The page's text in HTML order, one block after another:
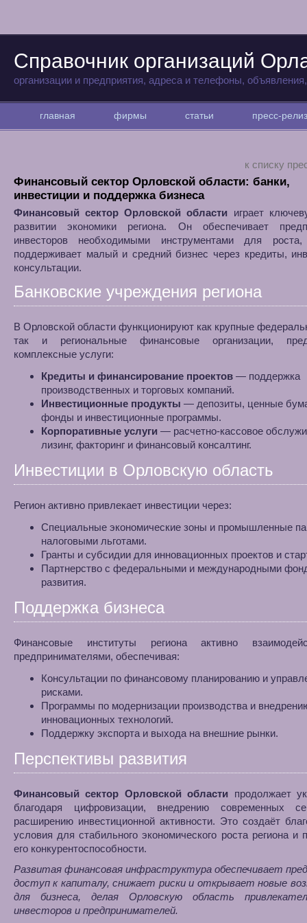
Справочник организаций
организации и предприятия, адреса и телефоны,
главная фирмы статьи пресс-
к списку
Финансовый сектор Орловской области: банки,
инвестиции и поддержка бизнеса
Финансовый сектор Орловской области играет
развитии экономики региона. Он обеспечивает
инвесторов необходимыми инструментами для
поддерживает малый и средний бизнес через кредиты,
консультации.
Банковские учреждения региона
В Орловской области функционируют как крупные
так и региональные финансовые организации,
комплексные услуги:
Кредиты и финансирование проектов — поддержка
производственных и торговых компаний.
Инвестиционные продукты — депозиты, ценные
фонды и инвестиционные программы.
Корпоративные услуги — расчетно-кассовое
лизинг, факторинг и финансовый консалтинг.
Инвестиции в Орловскую область
Регион активно привлекает инвестиции через:
Специальные экономические зоны и промышленные
налоговыми льготами.
Гранты и субсидии для инновационных проектов и
Партнерство с федеральными и международными
развития.
Поддержка бизнеса
Финансовые институты региона активно
предпринимателями, обеспечивая:
Консультации по финансовому планированию и
рисками.
Программы по модернизации производства и
инновационных технологий.
Поддержку экспорта и выхода на внешние рынки.
Перспективы развития
Финансовый сектор Орловской области продолжает
благодаря цифровизации, внедрению современных
расширению инвестиционной активности. Это создаёт
условия для стабильного экономического роста региона и
его конкурентоспособности.
Развитая финансовая инфраструктура обеспечивает
доступ к капиталу, снижает риски и открывает новые
для бизнеса, делая Орловскую область
инвесторов и предпринимателей.